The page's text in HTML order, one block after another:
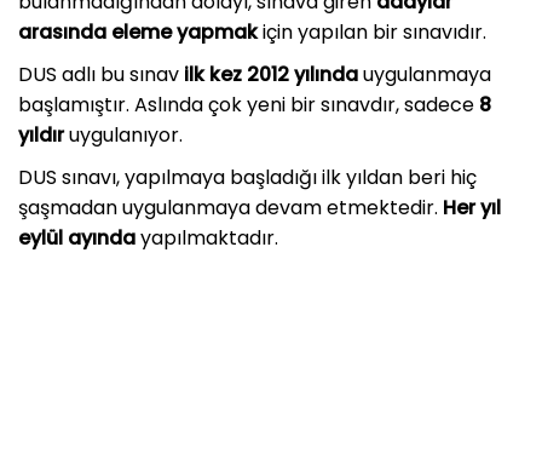
arasında eleme yapmakiçin yapılan bir sınavıdır.
DUS adlı bu sınav ilk kez 2012 yılındauygulanmaya
başlamıştır. Aslında çok yeni bir sınavdır, sadece 8
yıldıruygulanıyor.
DUS sınavı, yapılmaya başladığı ilk yıldan beri hiç
şaşmadan uygulanmaya devam etmektedir. Her yıl
eylül ayındayapılmaktadır.